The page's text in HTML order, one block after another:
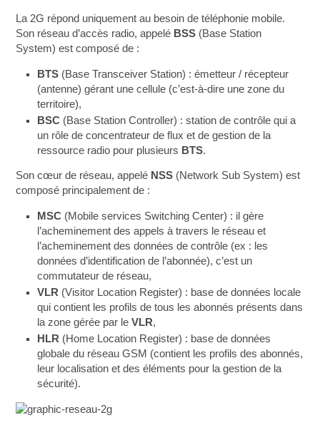
La 2G répond uniquement au besoin de téléphonie mobile.
Son réseau d’accès radio, appelé BSS (Base Station
System) est composé de :
BTS (Base Transceiver Station) : émetteur / récepteur
(antenne) gérant une cellule (c’est-à-dire une zone du
territoire),
BSC (Base Station Controller) : station de contrôle qui a
un rôle de concentrateur de flux et de gestion de la
ressource radio pour plusieurs BTS.
Son cœur de réseau, appelé NSS (Network Sub System) est
composé principalement de :
MSC (Mobile services Switching Center) : il gère
l’acheminement des appels à travers le réseau et
l’acheminement des données de contrôle (ex : les
données d’identification de l’abonnée), c’est un
commutateur de réseau,
VLR (Visitor Location Register) : base de données locale
qui contient les profils de tous les abonnés présents dans
la zone gérée par leVLR,
HLR (Home Location Register) : base de données
globale du réseau GSM (contient les profils des abonnés,
leur localisation et des éléments pour la gestion de la
sécurité).